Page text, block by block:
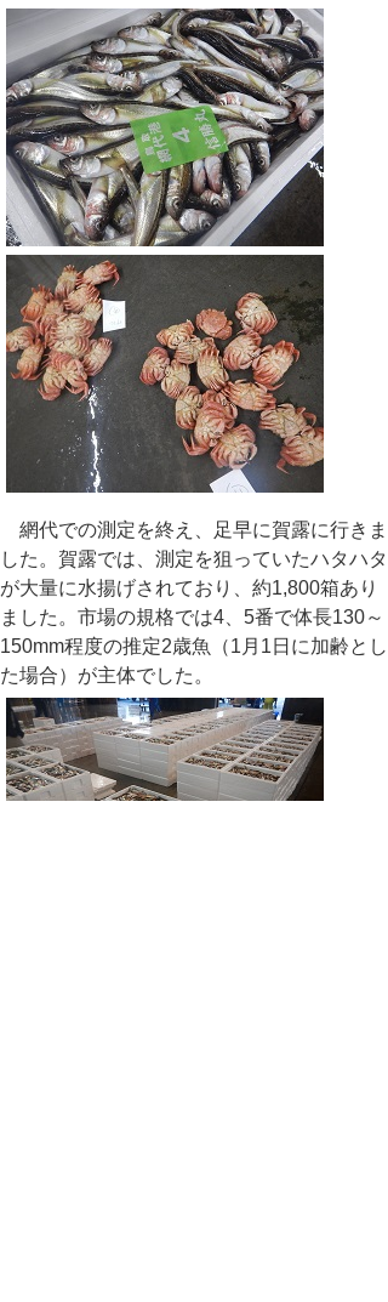
網代での測定を終え、足早に賀露に行きま
した。賀露では、測定を狙っていたハタハタ
が大量に水揚げされており、約1,800箱あり
ました。市場の規格では4 5番で体長130～
150mm程度の推定2歳魚（1月1日に加齢とし
た場合）が主体でした。